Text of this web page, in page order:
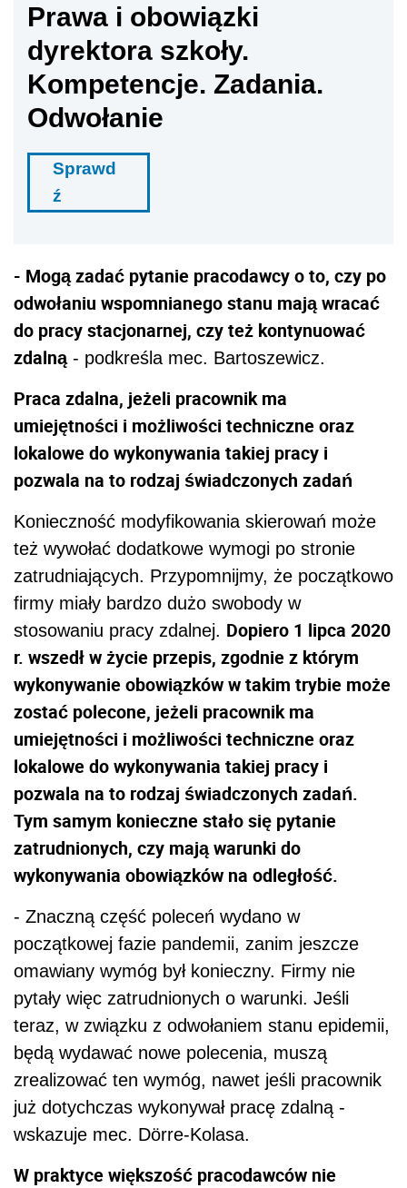
Prawa i obowiązki
dyrektora szkoły.
Kompetencje. Zadania.
Odwołanie
Sprawd
ź
- Mogą zadać pytanie pracodawcy o to, czy po
odwołaniu wspomnianego stanu mają wracać
do pracy stacjonarnej, czy też kontynuować
zdalną- podkreśla mec. Bartoszewicz.
Praca zdalna, jeżeli pracownik ma
umiejętności i możliwości techniczne oraz
lokalowe do wykonywania takiej pracy i
pozwala na to rodzaj świadczonych zadań
Konieczność modyfikowania skierowań może
też wywołać dodatkowe wymogi po stronie
zatrudniających. Przypomnijmy, że początkowo
firmy miały bardzo dużo swobody w
stosowaniu pracy zdalnej. Dopiero 1 lipca 2020
r. wszedł w życie przepis, zgodnie z którym
wykonywanie obowiązków w takim trybie może
zostać polecone, jeżeli pracownik ma
umiejętności i możliwości techniczne oraz
lokalowe do wykonywania takiej pracy i
pozwala na to rodzaj świadczonych zadań.
Tym samym konieczne stało się pytanie
zatrudnionych, czy mają warunki do
wykonywania obowiązków na odległość.
- Znaczną część poleceń wydano w
początkowej fazie pandemii, zanim jeszcze
omawiany wymóg był konieczny. Firmy nie
pytały więc zatrudnionych o warunki. Jeśli
teraz, w związku z odwołaniem stanu epidemii,
będą wydawać nowe polecenia, muszą
zrealizować ten wymóg, nawet jeśli pracownik
już dotychczas wykonywał pracę zdalną -
wskazuje mec. Dörre-Kolasa.
W praktyce większość pracodawców nie